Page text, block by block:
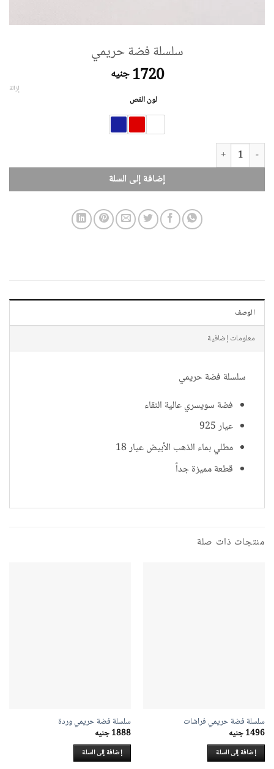
سلسلة فضة حريمي
1720 جنيه
لون الفص
إزالة
كمية سلسلة فضة حريمي
إضافة إلى السلة
الوصف
معلومات إضافية
سلسلة فضة حريمي
فضة سويسري عالية النقاء
عيار 925
مطلي بماء الذهب الأبيض عيار 18
قطعة مميزة جداً
منتجات ذات صلة
سلسلة فضة حريمي فراشات
1496جنيه
إضافة إلى السلة
سلسلة فضة حريمي وردة
1888جنيه
إضافة إلى السلة